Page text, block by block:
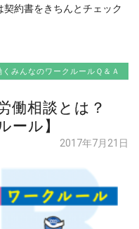
約書をきちんとチェック
くみんなのワークルールＱ＆Ａ
働相談とは？
ール】
2017年7月21日